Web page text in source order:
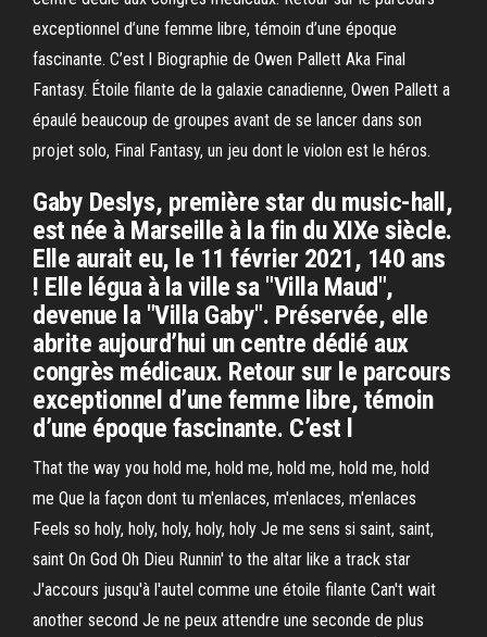
exceptionnel d’une femme libre, témoin d’une époque
fascinante. C’est l Biographie de Owen Pallett Aka Final
Fantasy. Étoile filante de la galaxie canadienne, Owen Pallett a
épaulé beaucoup de groupes avant de se lancer dans son
projet solo, Final Fantasy, un jeu dont le violon est le héros.
Gaby Deslys, première star du music-hall,
est née à Marseille à la fin du XIXe siècle.
Elle aurait eu, le 11 février 2021, 140 ans
! Elle légua à la ville sa "Villa Maud",
devenue la "Villa Gaby". Préservée, elle
abrite aujourd’hui un centre dédié aux
congrès médicaux. Retour sur le parcours
exceptionnel d’une femme libre, témoin
d’une époque fascinante. C’est l
That the way you hold me, hold me, hold me, hold me, hold
me Que la façon dont tu m'enlaces, m'enlaces, m'enlaces
Feels so holy, holy, holy, holy, holy Je me sens si saint, saint,
saint On God Oh Dieu Runnin' to the altar like a track star
J'accours jusqu'à l'autel comme une étoile filante Can't wait
another second Je ne peux attendre une seconde de plus